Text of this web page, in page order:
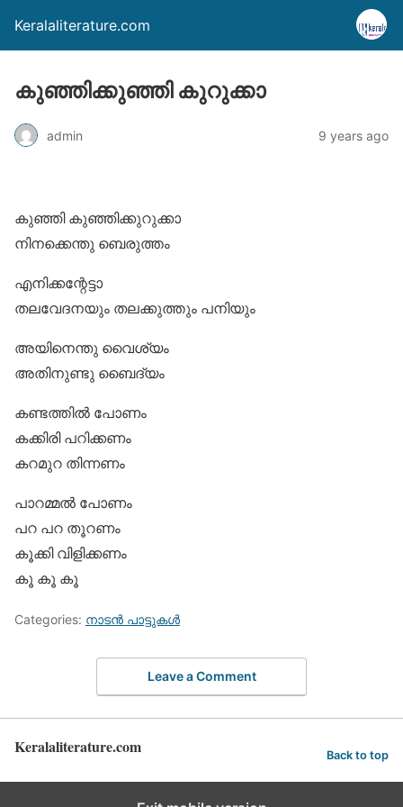
Keralaliterature.com
കുഞ്ഞിക്കുഞ്ഞി കുറുക്കാ
admin 9 years ago
കുഞ്ഞി കുഞ്ഞിക്കുറുക്കാ
നിനക്കെന്തു ബെരുത്തം
എനിക്കന്റേട്ടാ
തലവേദനയും തലക്കുത്തും പനിയും
അയിനെന്തു വൈശ്യം
അതിനുണ്ടു ബൈദ്യം
കണ്ടത്തില്‍ പോണം
കക്കിരി പറിക്കണം
കറമുറ തിന്നണം
പാറമ്മല്‍ പോണം
പറ പറ തൂറണം
കൂക്കി വിളിക്കണം
കൂ കൂ കൂ
Categories: നാടന്‍ പാട്ടുകള്‍
Leave a Comment
Keralaliterature.com Back to top